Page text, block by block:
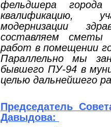
фельдшера города
квалификацию,
модернизации
составляем сметы
работ в помещении
Параллельно мы
бывшего ПУ-94 в
целью дальнейшего
Председатель
Давыдова: